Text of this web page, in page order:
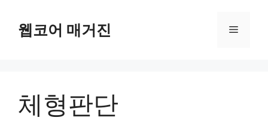
웹코어 매거진 메
체형판단